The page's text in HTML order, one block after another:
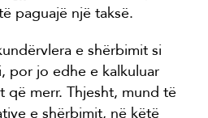
paguajë një taksë.
e shërbimit si
por jo edhe e kalkuluar
që merr. Thjesht, mund të
e shërbimit, në këtë